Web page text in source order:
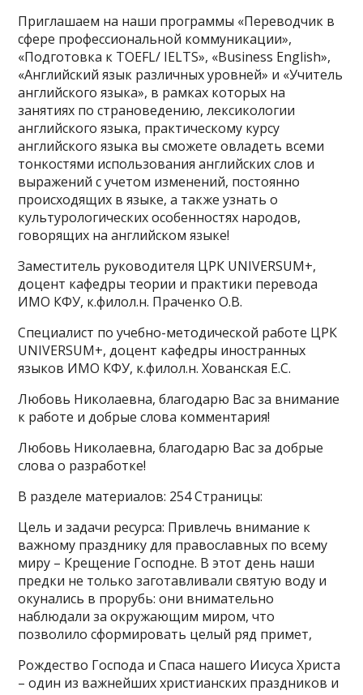
Приглашаем на наши программы «Переводчик в
сфере профессиональной коммуникации»,
«Подготовка к TOEFL/ IELTS», «Business English»,
«Английский язык различных уровней» и «Учитель
английского языка», в рамках которых на
занятиях по страноведению, лексикологии
английского языка, практическому курсу
английского языка вы сможете овладеть всеми
тонкостями использования английских слов и
выражений с учетом изменений, постоянно
происходящих в языке, а также узнать о
культурологических особенностях народов,
говорящих на английском языке!
Заместитель руководителя ЦРК UNIVERSUM+,
доцент кафедры теории и практики перевода
ИМО КФУ, к.филол.н. Праченко О.В.
Специалист по учебно-методической работе ЦРК
UNIVERSUM+, доцент кафедры иностранных
языков ИМО КФУ, к.филол.н. Хованская Е.С.
Любовь Николаевна, благодарю Вас за внимание
к работе и добрые слова комментария!
Любовь Николаевна, благодарю Вас за добрые
слова о разработке!
В разделе материалов: 254 Страницы:
Цель и задачи ресурса: Привлечь внимание к
важному празднику для православных по всему
миру – Крещение Господне. В этот день наши
предки не только заготавливали святую воду и
окунались в прорубь: они внимательно
наблюдали за окружающим миром, что
позволило сформировать целый ряд примет,
Рождество Господа и Спаса нашего Иисуса Христа
– один из важнейших христианских праздников и